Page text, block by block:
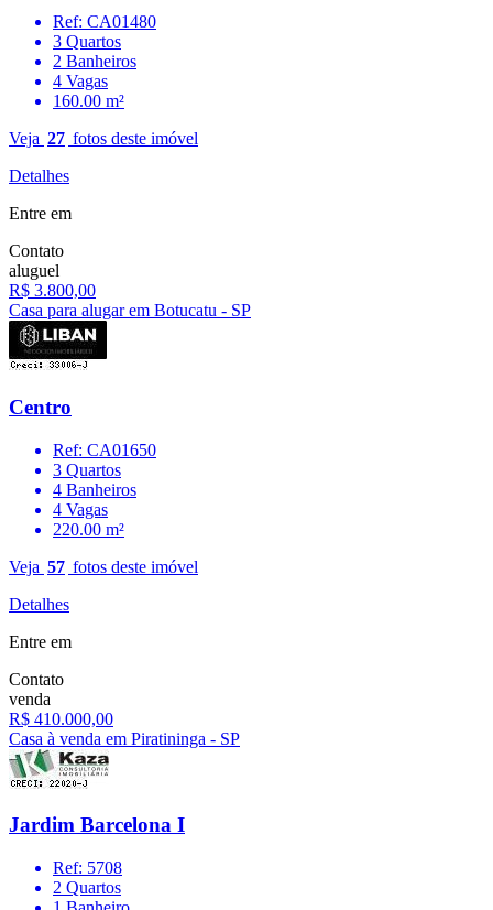
Ref: CA01480
3 Quartos
2 Banheiros
4 Vagas
160.00 m²
Veja 27 fotos deste imóvel
Detalhes
Entre em
Contato
aluguel
R$ 3.800,00
Casa para alugar em Botucatu - SP
Centro
Ref: CA01650
3 Quartos
4 Banheiros
4 Vagas
220.00 m²
Veja 57 fotos deste imóvel
Detalhes
Entre em
Contato
venda
R$ 410.000,00
Casa à venda em Piratininga - SP
Jardim Barcelona I
Ref: 5708
2 Quartos